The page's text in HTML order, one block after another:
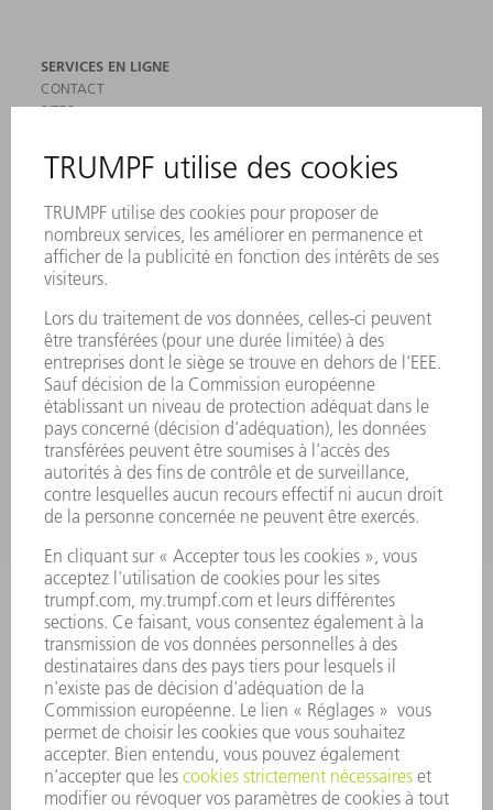
SERVICES EN LIGNE
CONTACT
SITES
INSCRIPTION À LA NEWSLETTER
MYTRUMPF
PRODUITS
MACHINES & SYSTÈMES
LASER
ELECTRONIQUE DE PUISSANCE
OUTILS ÉLECTRIQUES
SMART FACTORY
LOGICIEL
SERVICES
APPLICATIONS
SECTEURS D'ACTIVITÉ
ENTREPRISE
CARRIÈRE
OFFRES D'EMPLOI
PROFIL DE L'ENTREPRISE
CONSEIL D'ADMINISTRATION
RAPPORT ANNUEL
PRINCIPES FONDAMENTAUX DE L'ENTREPRISE
CONFORMITÉ
SYSTÈME D'ALERTE
SÉCURITÉ
COMMUNIQUÉS DE PRESSE
MAGAZINE
DURABILITÉ
ENVIRONNEMENT ET CLIMAT
SOCIAL ET SOCIÉTÉ
GESTION D'ENTREPRISE